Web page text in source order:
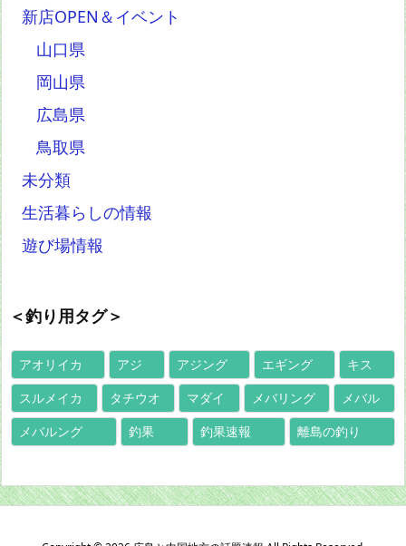
新店OPEN＆イベント
山口県
岡山県
広島県
鳥取県
未分類
生活暮らしの情報
遊び場情報
＜釣り用タグ＞
アオリイカ アジ アジング エギング
キス
スルメイカ
タチウオ マダイ メバリング
メバル
メバルング
釣果 釣果速報 離島の釣り